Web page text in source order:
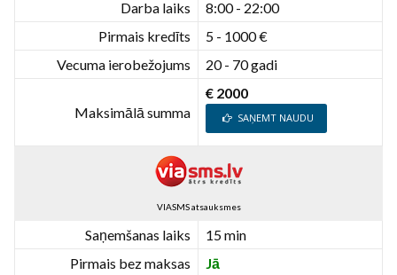
Darba laiks
8:00 - 22:00
Pirmais kredīts
5 - 1000 €
Vecuma ierobežojums
20 - 70 gadi
Maksimālā summa
€ 2000
SAŅEMT NAUDU
VIASMS atsauksmes
Saņemšanas laiks
15 min
Pirmais bez maksas
Jā